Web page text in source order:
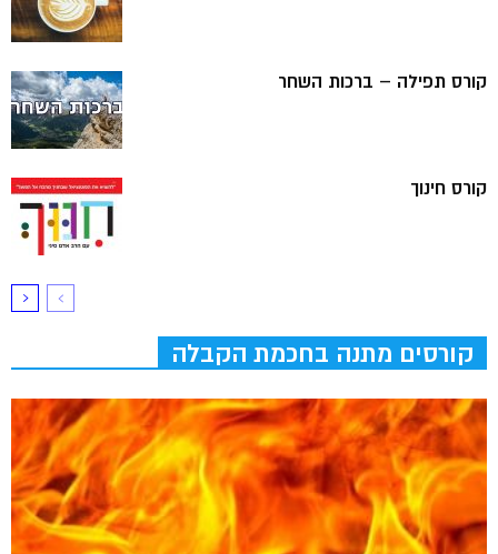
קורס תפילה – ברכות השחר
קורס חינוך
קורסים מתנה בחכמת הקבלה